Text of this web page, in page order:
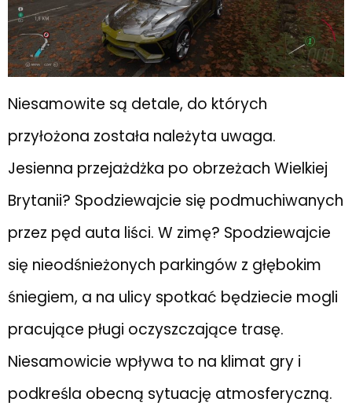
Niesamowite są detale, do których
przyłożona została należyta uwaga.
Jesienna przejażdżka po obrzeżach Wielkiej
Brytanii? Spodziewajcie się podmuchiwanych
przez pęd auta liści. W zimę? Spodziewajcie
się nieodśnieżonych parkingów z głębokim
śniegiem, a na ulicy spotkać będziecie mogli
pracujące pługi oczyszczające trasę.
Niesamowicie wpływa to na klimat gry i
podkreśla obecną sytuację atmosferyczną.